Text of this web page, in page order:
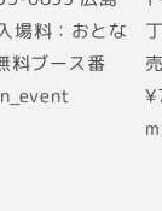
場料：おとな
料ブース番